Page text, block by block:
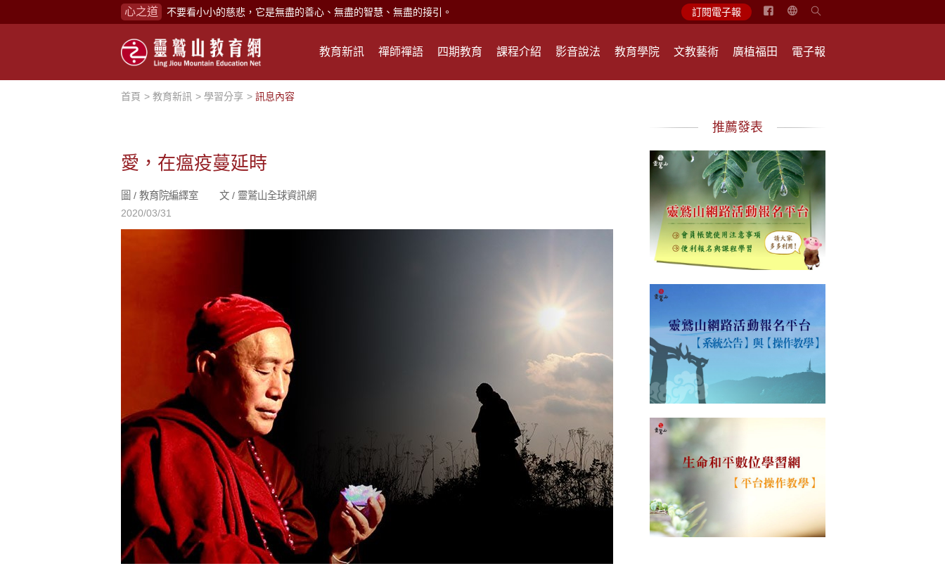
心之道 不要看小小的慈悲，它是無盡的善心、無盡的智慧、無盡的接引。
念頭在心頭，不舒服；轉個念頭，心頭就開。
煩惱如同下雨，當雨過天晴，雨復何在？
懂得消化煩惱，便能讓生活自在逍遙，讓生命更寬廣。
生命是不斷流動地，安靜下來，才能沉澱，才能傾聽。
心不跟隨現下煩惱，不隨就不會生滅。
念頭在心頭，不舒服；轉個念頭，心頭就開。
煩惱如同下雨，當雨過天晴，雨復何在？
懂得消化煩惱，便能讓生活自在逍遙，讓生命更寬廣。
負面是惡業，消極是惡業，悲觀是惡業；正面積極樂觀，就是生活禪。
生命是不斷流動地，安靜下來，才能沉澱，才能傾聽。
不執著、不妄想，當下即圓滿。
訂閱電子報
简
中
教育新訊 禪師禪語 四期教育 課程介紹 影音說法 教育學院 文教藝術 廣植福田 電子報
首頁 教育新訊 學習分享 訊息內容
愛，在瘟疫蔓延時
圖 / 教育院編繹室 文 / 靈鷲山全球資訊網
2020/03/31
推薦發表